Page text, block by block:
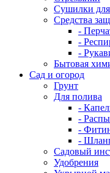
Сушилки для
Средства
-
-
-
Бытовая
Сад и огород
Грунт
Для полива
-
-
-
-
Садовый
Удобрения